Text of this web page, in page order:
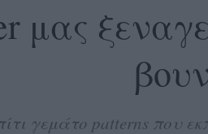
μας
γεμάτο patterns που